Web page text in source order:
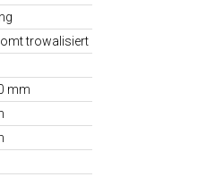
trowalisiert
mm